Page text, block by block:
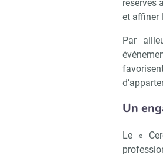
réservés
et affiner
Par
Un
Le «